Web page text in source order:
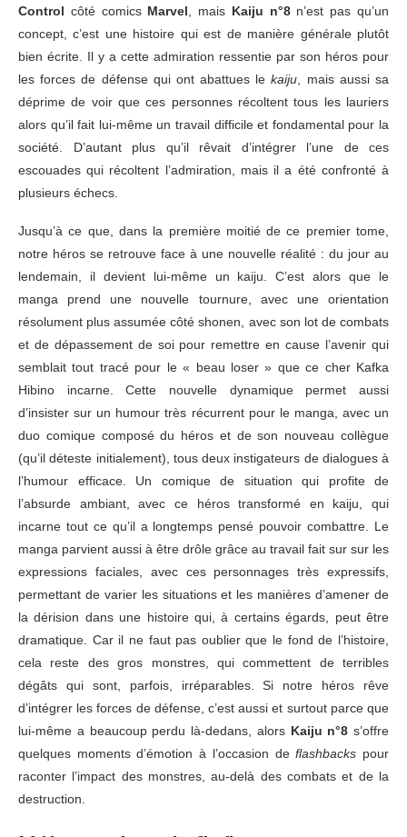
Control côté comics Marvel , mais Kaiju n°8n’est pas qu’un
concept, c’est une histoire qui est de manière générale plutôt
bien écrite. Il y a cette admiration ressentie par son héros pour
les forces de défense qui ont abattues lekaiju , mais aussi sa
déprime de voir que ces personnes récoltent tous les lauriers
alors qu’il fait lui-même un travail difficile et fondamental pour la
société. D’autant plus qu’il rêvait d’intégrer l’une de ces
escouades qui récoltent l’admiration, mais il a été confronté à
plusieurs échecs.
Jusqu’à ce que, dans la première moitié de ce premier tome,
notre héros se retrouve face à une nouvelle réalité : du jour au
lendemain, il devient lui-même un kaiju. C’est alors que le
manga prend une nouvelle tournure, avec une orientation
résolument plus assumée côté shonen, avec son lot de combats
et de dépassement de soi pour remettre en cause l’avenir qui
semblait tout tracé pour le « beau loser » que ce cher Kafka
Hibino incarne. Cette nouvelle dynamique permet aussi
d’insister sur un humour très récurrent pour le manga, avec un
duo comique composé du héros et de son nouveau collègue
(qu’il déteste initialement), tous deux instigateurs de dialogues à
l’humour efficace. Un comique de situation qui profite de
l’absurde ambiant, avec ce héros transformé en kaiju, qui
incarne tout ce qu’il a longtemps pensé pouvoir combattre. Le
manga parvient aussi à être drôle grâce au travail fait sur sur les
expressions faciales, avec ces personnages très expressifs,
permettant de varier les situations et les manières d’amener de
la dérision dans une histoire qui, à certains égards, peut être
dramatique. Car il ne faut pas oublier que le fond de l’histoire,
cela reste des gros monstres, qui commettent de terribles
dégâts qui sont, parfois, irréparables. Si notre héros rêve
d’intégrer les forces de défense, c’est aussi et surtout parce que
lui-même a beaucoup perdu là-dedans, alors Kaiju n°8 s’offre
quelques moments d’émotion à l’occasion deflashbacks pour
raconter l’impact des monstres, au-delà des combats et de la
destruction.